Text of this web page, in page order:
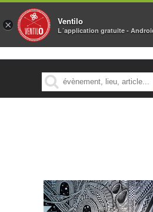
MENU
× Ventilo
L´application gratuite -